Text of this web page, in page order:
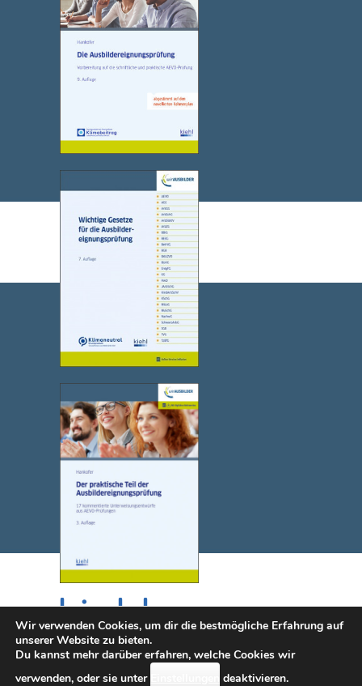
© 2025 NWB Verlag. Kiehl ist eine Marke des NWB Verlags.
Wir verwenden Cookies, um dir die bestmögliche Erfahrung auf
unserer Website zu bieten.
Du kannst mehr darüber erfahren, welche Cookies wir
verwenden, oder sie unter
deaktivieren.